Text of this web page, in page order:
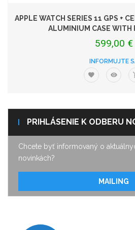
APPLE WATCH SERIES 11 GPS +
ALUMINIUM CASE WITH
599,00 €
INFORMUJTE
PRIHLÁSENIE K ODBERU
Chcete byť informovaný o
novinkách?
MAILING